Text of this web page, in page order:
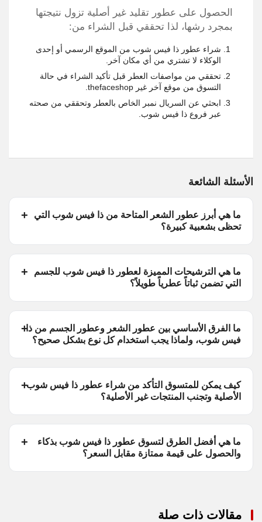
الحصول على عطور تقليد غير أصلية تزول نتيجتها
بمجرد رشها، لذا تحققي قبل الشراء من:
شراء عطور ذا فيس شوب من الموقع الرسمي أو إحدى
الوكلاء لا تشتري من أي مكان آخر.
تحققي من مواصفات العطر قبل تأكيد الشراء في حالة
التسوق من موقع آخر غير thefaceshop.
ابحثي عن السريال نمبر الخاص بالعطر وتحققي من صحته
عبر فروع ذا فيس شوب.
الأسئلة الشائعة
ما هي أبرز عطور الشعر المتاحة من ذا فيس شوب التي
تحظى بشعبية كبيرة؟
ما هي الترشيحات المميزة لعطور ذا فيس شوب للجسم
التي تضمن ثباتاً عطرياً طويلاً؟
ما الفرق الأساسي بين عطور الشعر وعطور الجسم من ذا
فيس شوب، ولماذا يجب استخدام كل نوع بشكل صحيح؟
كيف يمكن للمتسوق التأكد من شراء عطور ذا فيس شوب
الأصلية وتجنب المنتجات غير الأصلية؟
ما هي أفضل الطرق لتسوق عطور ذا فيس شوب بذكاء
والحصول على قيمة ممتازة مقابل السعر؟
مقالات ذات صلة